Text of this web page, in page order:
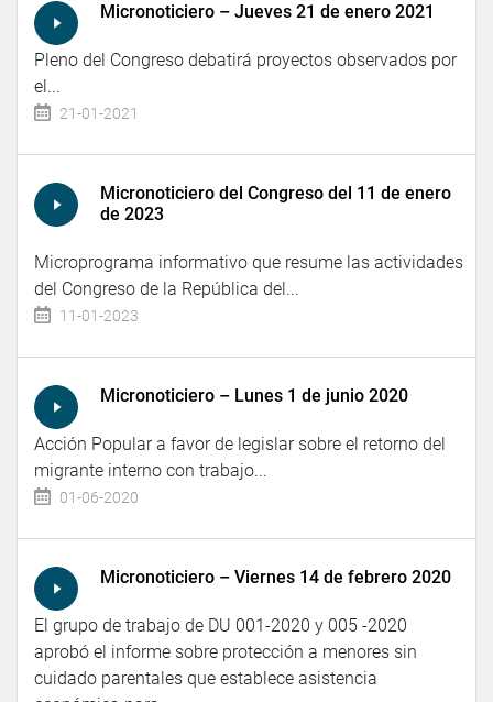
Micronoticiero – Jueves 21 de enero 2021
Pleno del Congreso debatirá proyectos observados por
el...
21-01-2021
Micronoticiero del Congreso del 11 de enero
de 2023
Microprograma informativo que resume las actividades
del Congreso de la República del...
11-01-2023
Micronoticiero – Lunes 1 de junio 2020
Acción Popular a favor de legislar sobre el retorno del
migrante interno con trabajo...
01-06-2020
Micronoticiero – Viernes 14 de febrero 2020
El grupo de trabajo de DU 001-2020 y 005 -2020
aprobó el informe sobre protección a menores sin
cuidado parentales que establece asistencia